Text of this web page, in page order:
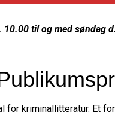
til og med
kriminallitteratur. Et